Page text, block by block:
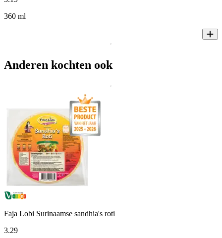
360 ml
Anderen kochten ook
Faja Lobi Surinaamse sandhia's roti
3.29